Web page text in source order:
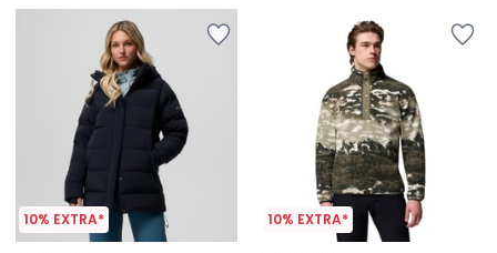
10% EXTRA* 10% EXTRA*